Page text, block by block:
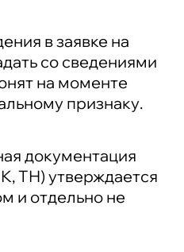
в заявке на
со сведениями
на моменте
признаку.
документация
ТН) утверждается
и отдельно не